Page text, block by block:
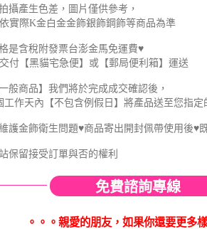
攝產生色差，圖片僅供參考，
金白金金飾銀飾鋼飾等商品為準
是含稅附發票台澎金馬免運費♥
貓宅急便】或【郵局便利箱】運送
般商品】我們將於完成成交確認後，
內【不包含例假日】將產品送至您指定
護金飾衛生問題♥商品寄出開封佩帶使用後♥
保留接受訂單與否的權利
免費諮詢專線
。。。親愛的朋友，如果你還要更多